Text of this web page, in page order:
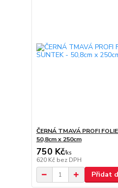
ČERNÁ TMAVÁ PROFI
50,8cm x 250cm
750 Kč/ks
620 Kč bez DPH
Přidat